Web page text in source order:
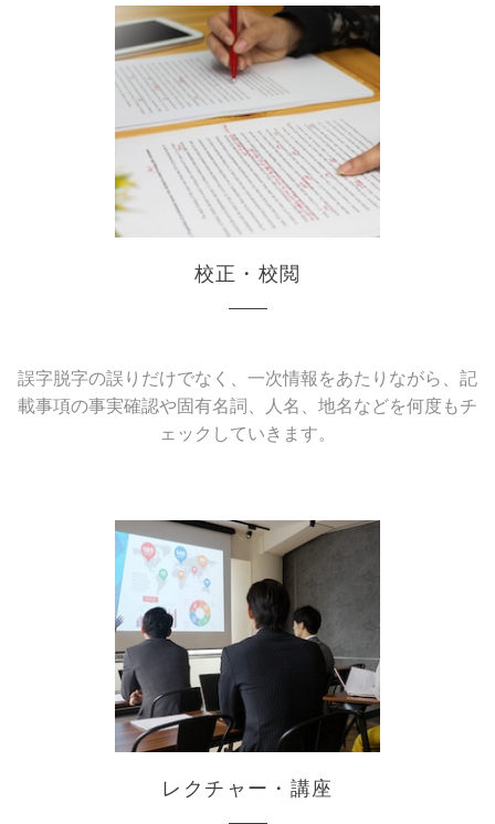
校正・校閲
誤字脱字の誤りだけでなく、一次情報をあたりながら、記
載事項の事実確認や固有名詞、人名、地名などを何度もチ
ェックしていきます。
レクチャー・講座